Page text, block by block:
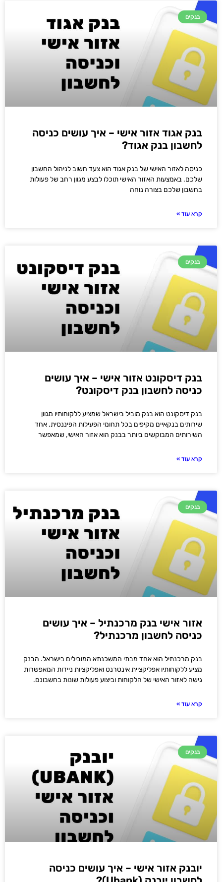
בנקים
בנק אגוד אזור אישי – איך עושים כניסה
לחשבון בנק אגוד?
כניסה לאזור האישי של בנק אגוד הוא צעד חשוב לניהול החשבון
שלכם. באמצעות האזור האישי תוכלו לבצע מגוון רחב של פעולות
בחשבון שלכם בצורה נוחה
קרא עוד »
בנקים
בנק דיסקונט אזור אישי – איך עושים
כניסה לחשבון בנק דיסקונט?
בנק דיסקונט הוא בנק מוביל בישראל שמציע ללקוחותיו מגוון
שירותים בנקאיים מקיפים בכל תחומי הפעילות הפיננסית. אחד
השירותים המבוקשים ביותר בבנק הוא אזור האישי, שמאפשר
קרא עוד »
בנקים
אזור אישי בנק מרכנתיל – איך עושים
כניסה לחשבון מרכנתיל?
בנק מרכנתיל הוא אחד מבתי המשכנתא המובילים בישראל. הבנק
מציע ללקוחותיו אפליקציית אינטרנט ואפליקציות ניידות המאפשרות
גישה לאזור האישי של הלקוחות וביצוע פעולות שונות בחשבונם.
קרא עוד »
בנקים
יובנק אזור אישי – איך עושים כניסה